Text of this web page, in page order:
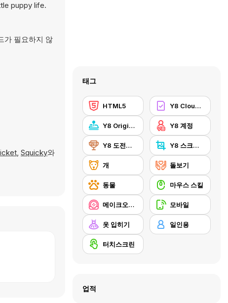
puppy life.
가 필요하지 않
, Squicky와
태그
HTML5 Y8 Cloud Save
Y8 Originals Y8 계정
Y8 도전과제 Y8 스크린샷
개 돌보기
동물 마우스 스킬
메이크오버/메이크업 모바일
옷 입히기 일인용
터치스크린
업적